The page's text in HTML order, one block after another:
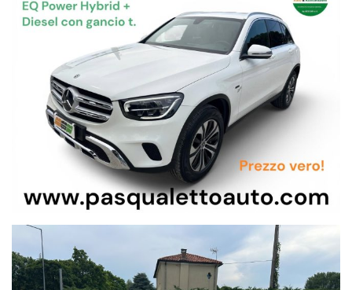
DIGITA SU GOOGLE - PASQUALETTO AUTO - E VEDI DOVE
SIAMO…
AUTO GREEN?QUESTA E’ DA PROVARE...
VERSIONE IBRIDA(DIESEL ED ELETTRICA)PLUG INCON
POSSIBILITA' DIRICARICA AUTOMATICAOPPURE CON
PRESA DA CASA...
ACCELLERAZIONE FULMINEA (0-100 IN 7.2)...
CAMBIO AUTOMATICO…POTENZA COMPLESSIVA TERMICO
+ ELETTRICO 306 CV
SE CERCHI L’USATO DI QUALITA’HAI TROVATO L’AUTO
GIUSTA CHE FA PER TE….